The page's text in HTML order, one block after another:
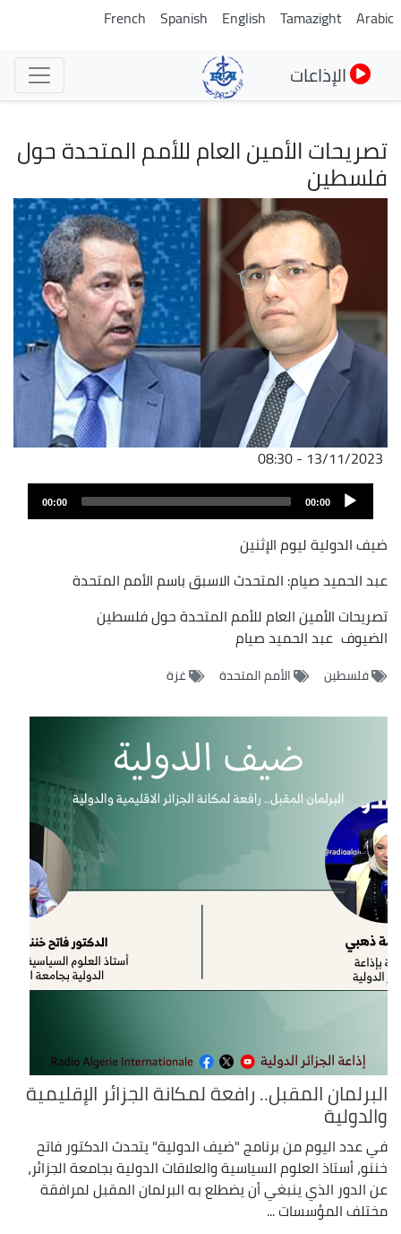
تجاوز
Arabic
Tamazight
English
Spanish
French
الإذاعات
تصريحات الأمين العام للأمم المتحدة حول
فلسطين
13/11/2023 - 08:30
Audio
Player
00:00
00:00
ضيف الدولية ليوم الإثنين
عبد الحميد صيام: المتحدث الاسبق باسم الأمم المتحدة
تصريحات الأمين العام للأمم المتحدة حول فلسطين
الضيوف عبد الحميد صيام
فلسطين الأمم المتحدة غزة
البرلمان المقبل.. رافعة لمكانة الجزائر الإقليمية
والدولية
في عدد اليوم من برنامج "ضيف الدولية" يتحدث الدكتور فاتح
خننو، أستاذ العلوم السياسية والعلاقات الدولية بجامعة الجزائر،
عن الدور الذي ينبغي أن يضطلع به البرلمان المقبل لمرافقة
مختلف المؤسسات ...